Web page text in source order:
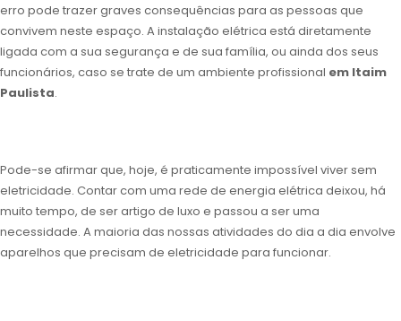
erro pode trazer graves consequências para as pessoas que
convivem neste espaço. A instalação elétrica está diretamente
ligada com a sua segurança e de sua família, ou ainda dos seus
funcionários, caso se trate de um ambiente profissional em Itaim
Paulista.
Pode-se afirmar que, hoje, é praticamente impossível viver sem
eletricidade. Contar com uma rede de energia elétrica deixou, há
muito tempo, de ser artigo de luxo e passou a ser uma
necessidade. A maioria das nossas atividades do dia a dia envolve
aparelhos que precisam de eletricidade para funcionar.